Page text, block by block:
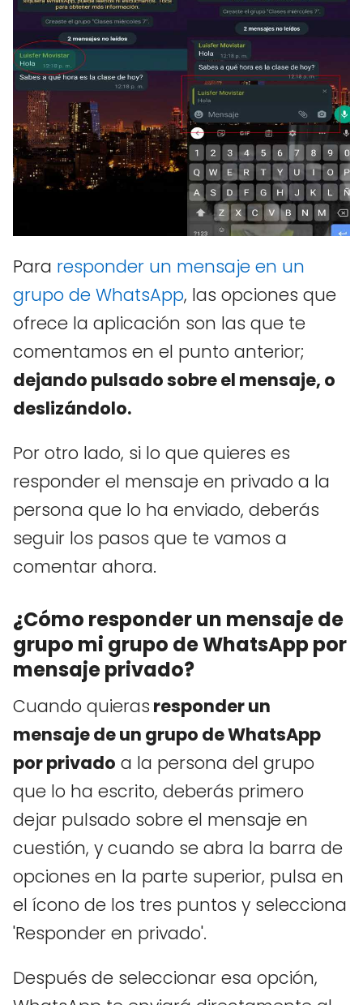
Para responder un mensaje en un
grupo de WhatsApp, las opciones que
ofrece la aplicación son las que te
comentamos en el punto anterior;
dejando pulsado sobre el mensaje, o
deslizándolo.
Por otro lado, si lo que quieres es
responder el mensaje en privado a la
persona que lo ha enviado, deberás
seguir los pasos que te vamos a
comentar ahora.
¿Cómo responder un mensaje de
grupo mi grupo de WhatsApp por
mensaje privado?
Cuando quieras responder un
mensaje de un grupo de WhatsApp
por privado a la persona del grupo
que lo ha escrito, deberás primero
dejar pulsado sobre el mensaje en
cuestión, y cuando se abra la barra de
opciones en la parte superior, pulsa en
el ícono de los tres puntos y selecciona
'Responder en privado'.
Después de seleccionar esa opción,